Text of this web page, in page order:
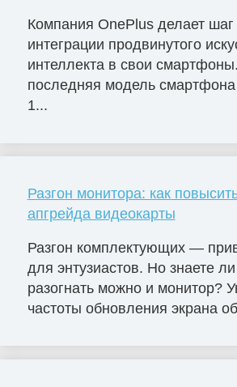
Компания OnePlus делает шаг
интеграции продвинутого
интеллекта в свои
последняя модель
1...
Разгон монитора: как
апгрейда видеокарты
Разгон комплектующих —
для энтузиастов. Но знаете
разогнать можно и монитор?
частоты обновления экрана